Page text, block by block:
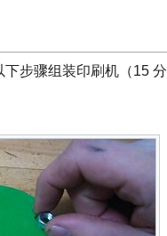
步骤组装印刷机（15 分